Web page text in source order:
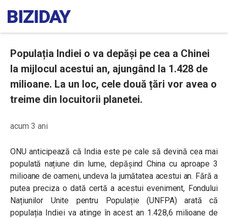
Populația Indiei o va depăși pe cea a Chinei
la mijlocul acestui an, ajungând la 1.428 de
milioane. La un loc, cele două țări vor avea o
treime din locuitorii planetei.
acum 3 ani
ONU anticipează că India este pe cale să devină cea mai
populată națiune din lume, depășind China cu aproape 3
milioane de oameni, undeva la jumătatea acestui an. Fără a
putea preciza o dată certă a acestui eveniment, Fondului
Națiunilor Unite pentru Populație (UNFPA) arată că
populația Indiei va atinge în acest an 1.428,6 milioane de